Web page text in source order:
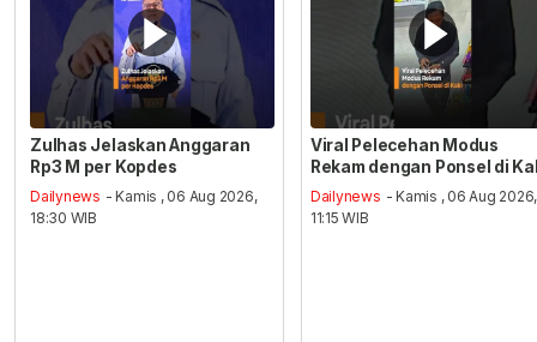
Zulhas Jelaskan Anggaran
Rp3 M per Kopdes
Dailynews - Kamis , 06 Aug 2026,
18:30 WIB
Viral Pelecehan Modus
Rekam dengan Ponsel di
Dailynews - Kamis , 06 Aug 2026,
11:15 WIB